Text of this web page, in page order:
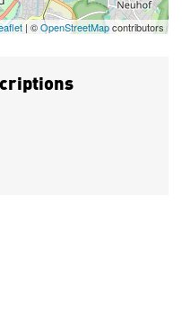
| ©OpenStreetMapcontributors